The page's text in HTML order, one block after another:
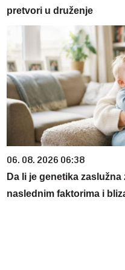
pretvori u druženje
06. 08. 2026 06:38
Da li je genetika
naslednim faktorima i